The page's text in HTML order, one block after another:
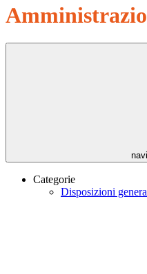
Categorie
Disposizioni